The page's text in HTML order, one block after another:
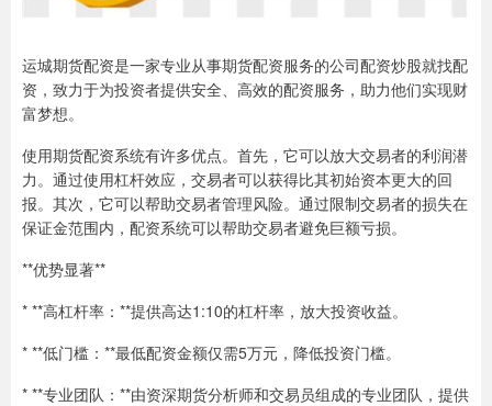
运城期货配资是一家专业从事期货配资服务的公司配资炒股就找配
资，致力于为投资者提供安全、高效的配资服务，助力他们实现财
富梦想。
使用期货配资系统有许多优点。首先，它可以放大交易者的利润潜
力。通过使用杠杆效应，交易者可以获得比其初始资本更大的回
报。其次，它可以帮助交易者管理风险。通过限制交易者的损失在
保证金范围内，配资系统可以帮助交易者避免巨额亏损。
**优势显著**
* **高杠杆率：**提供高达1:10的杠杆率，放大投资收益。
* **低门槛：**最低配资金额仅需5万元，降低投资门槛。
* **专业团队：**由资深期货分析师和交易员组成的专业团队，提供